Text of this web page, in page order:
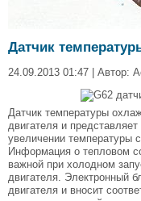
Датчик
24.09.2013 01:47 | Автор:
Датчик температуры
двигателя и
увеличении температуры
Информация о тепловом
важной при холодном
двигателя. Электронный
двигателя и вносит